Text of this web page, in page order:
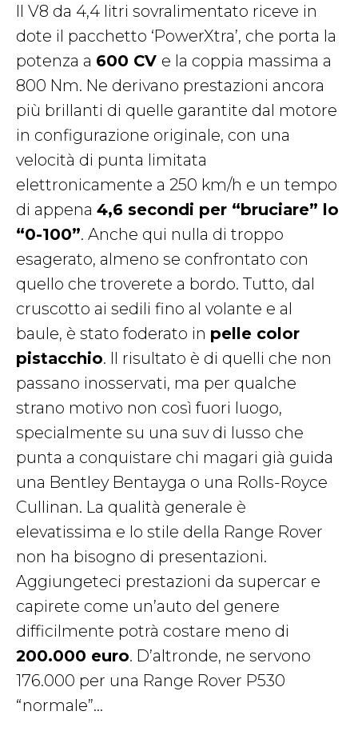
Il V8 da 4,4 litri sovralimentato riceve in
dote il pacchetto ‘PowerXtra’, che porta la
potenza a 600 CV e la coppia massima a
800 Nm. Ne derivano prestazioni ancora
più brillanti di quelle garantite dal motore
in configurazione originale, con una
velocità di punta limitata
elettronicamente a 250 km/h e un tempo
di appena 4,6 secondi per “bruciare” lo
“0-100”. Anche qui nulla di troppo
esagerato, almeno se confrontato con
quello che troverete a bordo. Tutto, dal
cruscotto ai sedili fino al volante e al
baule, è stato foderato in pelle color
pistacchio. Il risultato è di quelli che non
passano inosservati, ma per qualche
strano motivo non così fuori luogo,
specialmente su una suv di lusso che
punta a conquistare chi magari già guida
una Bentley Bentayga o una Rolls-Royce
Cullinan. La qualità generale è
elevatissima e lo stile della Range Rover
non ha bisogno di presentazioni.
Aggiungeteci prestazioni da supercar e
capirete come un’auto del genere
difficilmente potrà costare meno di
200.000 euro. D’altronde, ne servono
176.000 per una Range Rover P530
“normale”…